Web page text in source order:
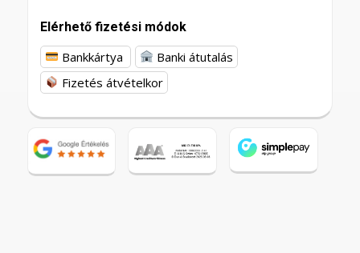
Elérhető fizetési módok
Bankkártya
Banki átutalás
Fizetés átvételkor